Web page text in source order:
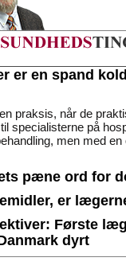
er en spand
praksis, når de
specialisterne på
men med
pæne ord for
er
Første
dyrt